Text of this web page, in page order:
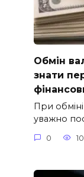
Обмін
знати
При
уважно
0 10